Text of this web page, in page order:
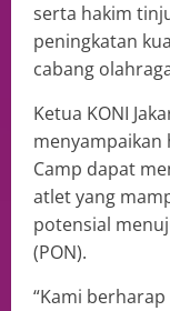
serta hakim
peningkatan
cabang
Ketua KONI
menyampaikan
Camp dapat
atlet yang
potensial
(PON).
“Kami